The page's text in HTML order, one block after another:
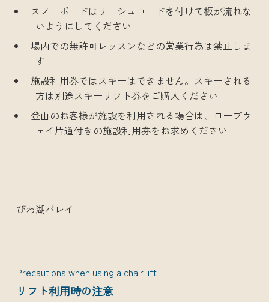
スノーボードはリーシュコードを付けて板が流れな
いようにしてください
場内での無許可レッスンなどの営業行為は禁止しま
す
施設利用券ではスキーはできません。スキーされる
方は別途スキーリフト券をご購入ください
登山のお客様が施設を利用される場合は、ロープウ
ェイ片道付きの施設利用券をお求めください
びわ湖バレイ
Precautions when using a chair lift
リフト利用時の注意